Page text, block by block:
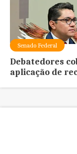
Senado Federal
Debatedores
aplicação de